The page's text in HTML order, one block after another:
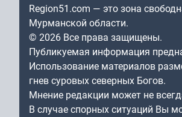
Region51.com — это зона
Мурманской области.
© 2026 Все права защищены.
Публикуемая информация
Использование материалов
гнев суровых северных Богов.
Мнение редакции может не
В случае спорных ситуаций Вы